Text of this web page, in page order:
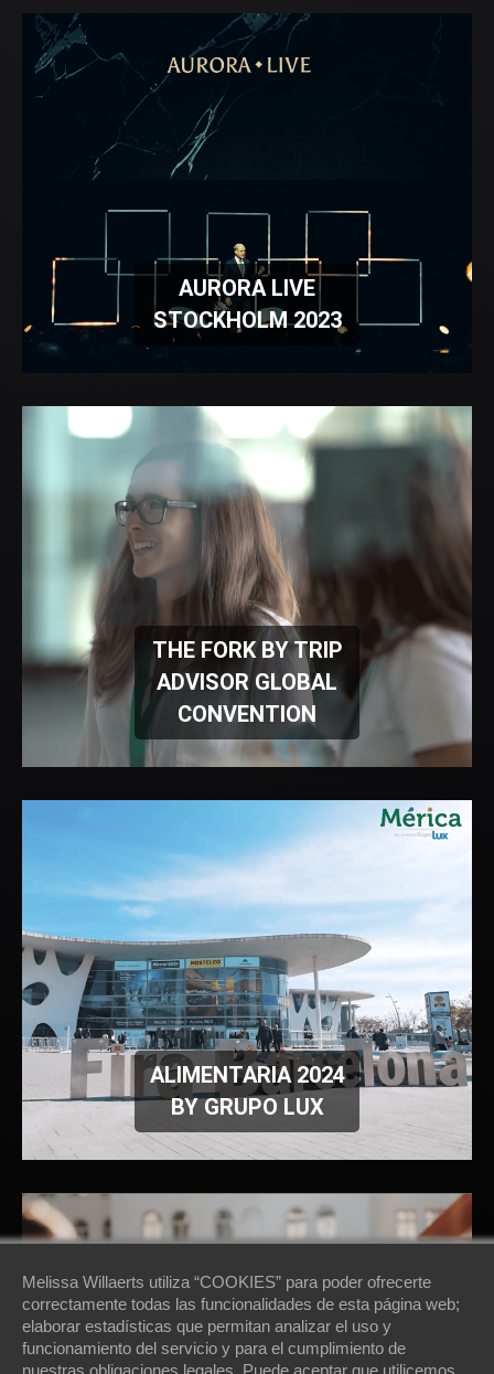
AURORA LIVE
STOCKHOLM 2023
THE FORK BY TRIP
ADVISOR GLOBAL
CONVENTION
ALIMENTARIA 2024
BY GRUPO LUX
Melissa Willaerts utiliza “COOKIES” para poder ofrecerte
correctamente todas las funcionalidades de esta página web;
elaborar estadísticas que permitan analizar el uso y
funcionamiento del servicio y para el cumplimiento de
nuestras obligaciones legales. Puede aceptar que utilicemos